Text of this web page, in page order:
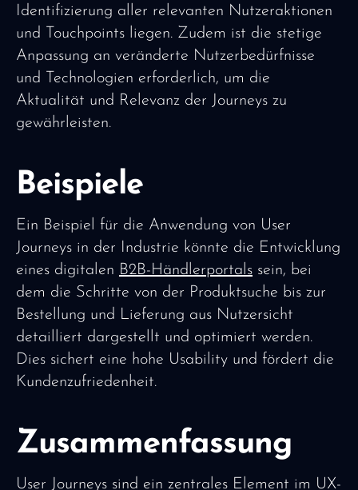
Identifizierung aller relevanten Nutzeraktionen
und Touchpoints liegen. Zudem ist die stetige
Anpassung an veränderte Nutzerbedürfnisse
und Technologien erforderlich, um die
Aktualität und Relevanz der Journeys zu
gewährleisten.
Beispiele
Ein Beispiel für die Anwendung von User
Journeys in der Industrie könnte die Entwicklung
eines digitalen B2B-Händlerportals sein, bei
dem die Schritte von der Produktsuche bis zur
Bestellung und Lieferung aus Nutzersicht
detailliert dargestellt und optimiert werden.
Dies sichert eine hohe Usability und fördert die
Kundenzufriedenheit.
Zusammenfassung
User Journeys sind ein zentrales Element im UX-